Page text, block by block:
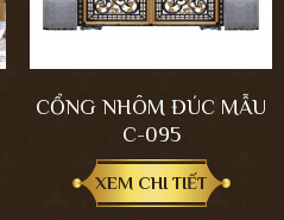
CỔNG NHÔM ĐÚC MẪU
C-095
XEM CHI TIẾT